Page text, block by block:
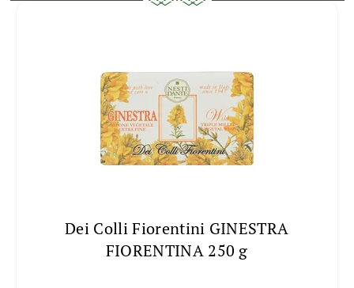
Dei Colli Fiorentini GINESTRA
FIORENTINA 250 g